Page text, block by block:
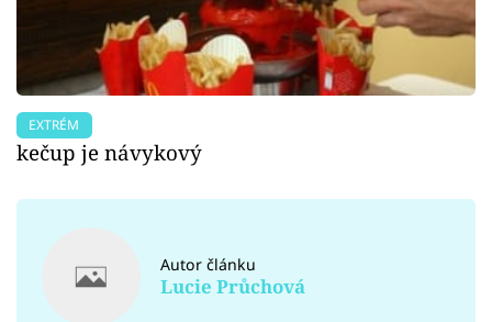
EXTRÉM
kečup je návykový
Autor článku
Lucie Průchová